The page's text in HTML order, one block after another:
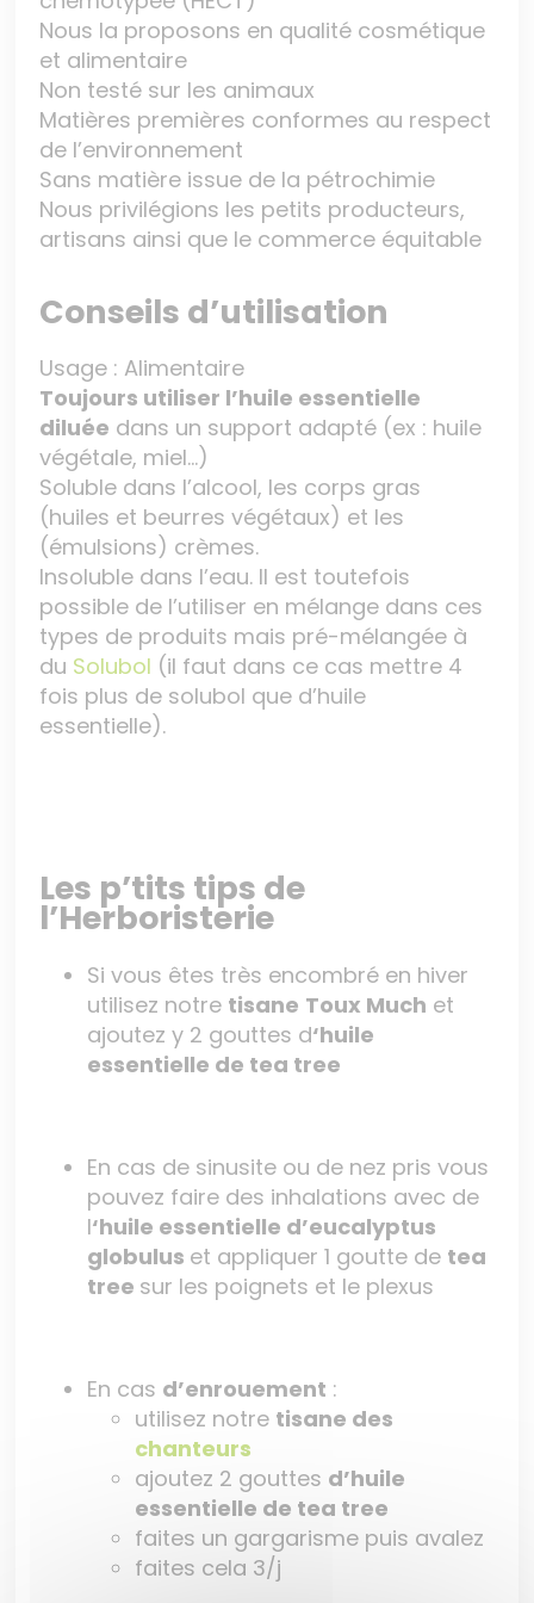
Nous la proposons en qualité cosmétique
et alimentaire
Non testé sur les animaux
Matières premières conformes au respect
de l’environnement
Sans matière issue de la pétrochimie
Nous privilégions les petits producteurs,
artisans ainsi que le commerce équitable
Conseils d’utilisation
Usage : Alimentaire
Toujours utiliser l’huile essentielle
diluée dans un support adapté (ex : huile
végétale, miel…)
Soluble dans l’alcool, les corps gras
(huiles et beurres végétaux) et les
(émulsions) crèmes.
Insoluble dans l’eau. Il est toutefois
possible de l’utiliser en mélange dans ces
types de produits mais pré-mélangée à
du Solubol (il faut dans ce cas mettre 4
fois plus de solubol que d’huile
essentielle).
Les p’tits tips de
l’Herboristerie
Si vous êtes très encombré en hiver
utilisez notre tisane Toux Much et
ajoutez y 2 gouttes d‘huile
essentielle de tea tree
En cas de sinusite ou de nez pris vous
pouvez faire des inhalations avec de
l‘huile essentielle d’eucalyptus
globulus et appliquer 1 goutte de tea
tree sur les poignets et le plexus
En cas d’enrouement :
utilisez notre tisane des
chanteurs
ajoutez 2 gouttes d’huile
essentielle de tea tree
faites un gargarisme puis avalez
faites cela 3/j